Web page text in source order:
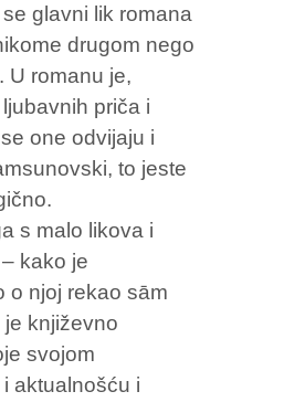
glavni lik romana
drugom nego
U romanu je,
priča i
one odvijaju i
to jeste
s malo likova i
kako je
o njoj rekao sām
književno
svojom
aktualnošću i